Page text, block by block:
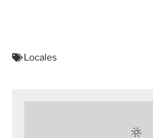
Locales